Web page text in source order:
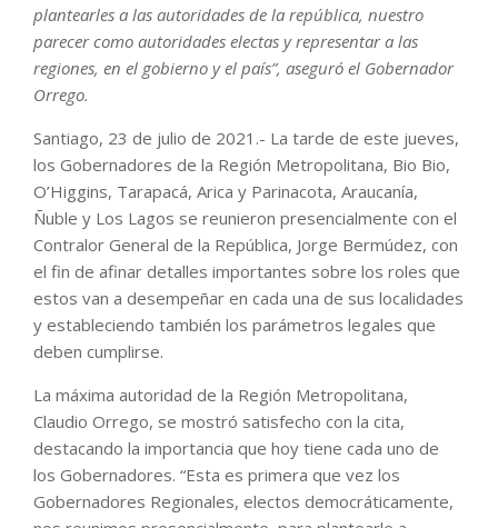
plantearles a las autoridades de la república, nuestro
parecer como autoridades electas y representar a las
regiones, en el gobierno y el país”, aseguró el Gobernador
Orrego.
Santiago, 23 de julio de 2021.- La tarde de este jueves,
los Gobernadores de la Región Metropolitana, Bio Bio,
O’Higgins, Tarapacá, Arica y Parinacota, Araucanía,
Ñuble y Los Lagos se reunieron presencialmente con el
Contralor General de la República, Jorge Bermúdez, con
el fin de afinar detalles importantes sobre los roles que
estos van a desempeñar en cada una de sus localidades
y estableciendo también los parámetros legales que
deben cumplirse.
La máxima autoridad de la Región Metropolitana,
Claudio Orrego, se mostró satisfecho con la cita,
destacando la importancia que hoy tiene cada uno de
los Gobernadores. “Esta es primera que vez los
Gobernadores Regionales, electos democráticamente,